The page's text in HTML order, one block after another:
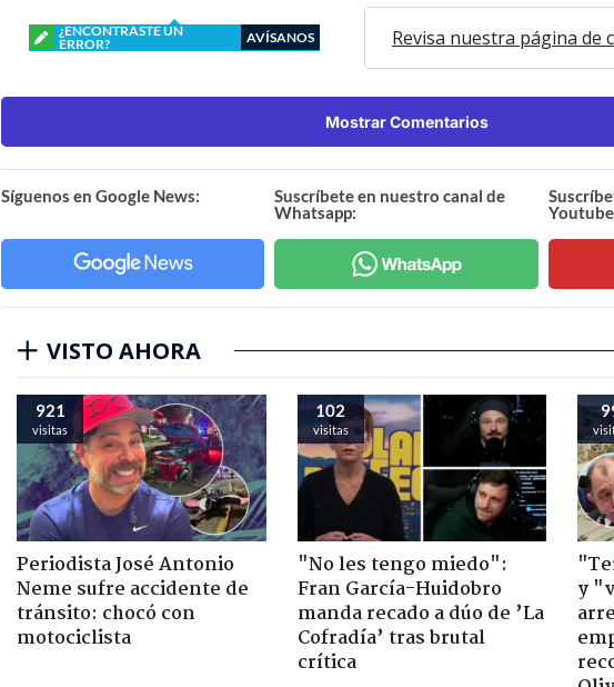
¿ENCONTRASTE UN
ERROR?
AVÍSANOS Revisa nuestra página de
Mostrar Comentarios
Síguenos en Google News:
Suscríbete en nuestro canal de
Whatsapp:
VISTO AHORA
921
visitas
Periodista José Antonio
Neme sufre accidente de
tránsito: chocó con
motociclista
102
visitas
"No les tengo miedo":
Fran García-Huidobro
manda recado a dúo de ’La
Cofradía’ tras brutal
crítica
y